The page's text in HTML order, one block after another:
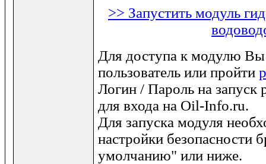
>> Запустить модуль
Для доступа к модулю
пользователь или пройти
Логин / Пароль на запуск
для входа на Oil-Info.ru.
Для запуска модуля
настройки безопасности
умолчанию" или ниже.